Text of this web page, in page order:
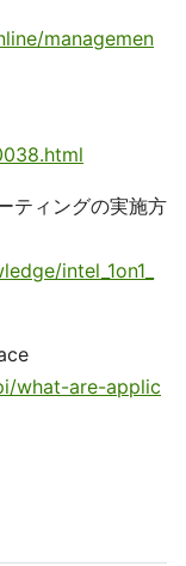
managemen
ティングの実施方
intel_1on1_
what-are-applic